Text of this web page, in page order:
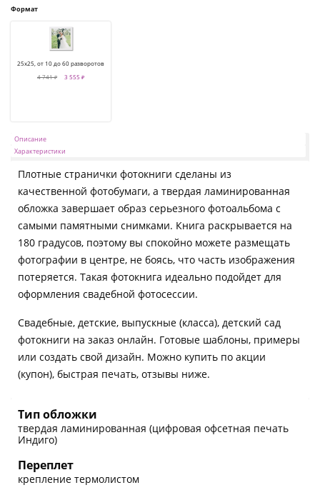
Формат
25х25, от 10 до 60 разворотов
4 741 ₽
3 555 ₽
Описание
Характеристики
Плотные странички фотокниги сделаны из
качественной фотобумаги, а твердая ламинированная
обложка завершает образ серьезного фотоальбома с
самыми памятными снимками. Книга раскрывается на
180 градусов, поэтому вы спокойно можете размещать
фотографии в центре, не боясь, что часть изображения
потеряется. Такая фотокнига идеально подойдет для
оформления свадебной фотосессии.
Свадебные, детские, выпускные (класса), детский сад
фотокниги на заказ онлайн. Готовые шаблоны, примеры
или создать свой дизайн. Можно купить по акции
(купон), быстрая печать, отзывы ниже.
Тип обложки
твердая ламинированная (цифровая офсетная печать
Индиго)
Переплет
крепление термолистом